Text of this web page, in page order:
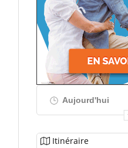
Aujourd'hui
Itinéraire